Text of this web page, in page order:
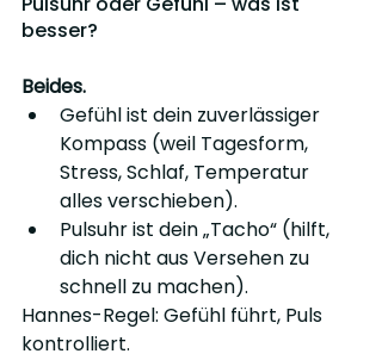
besser?
Beides.
Gefühl ist dein zuverlässiger
Kompass (weil Tagesform,
Stress, Schlaf, Temperatur
alles verschieben).
Pulsuhr ist dein „Tacho“ (hilft,
dich nicht aus Versehen zu
schnell zu machen).
Hannes-Regel: Gefühl führt, Puls
kontrolliert.